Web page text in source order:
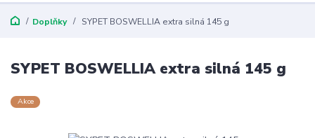
Doplňky SYPET BOSWELLIA extra silná 145 g
SYPET BOSWELLIA extra silná 145 g
Akce